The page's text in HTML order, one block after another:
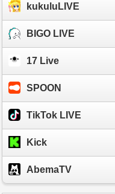
kukuluLIVE
BIGO LIVE
17 Live
SPOON
TikTok LIVE
Kick
AbemaTV